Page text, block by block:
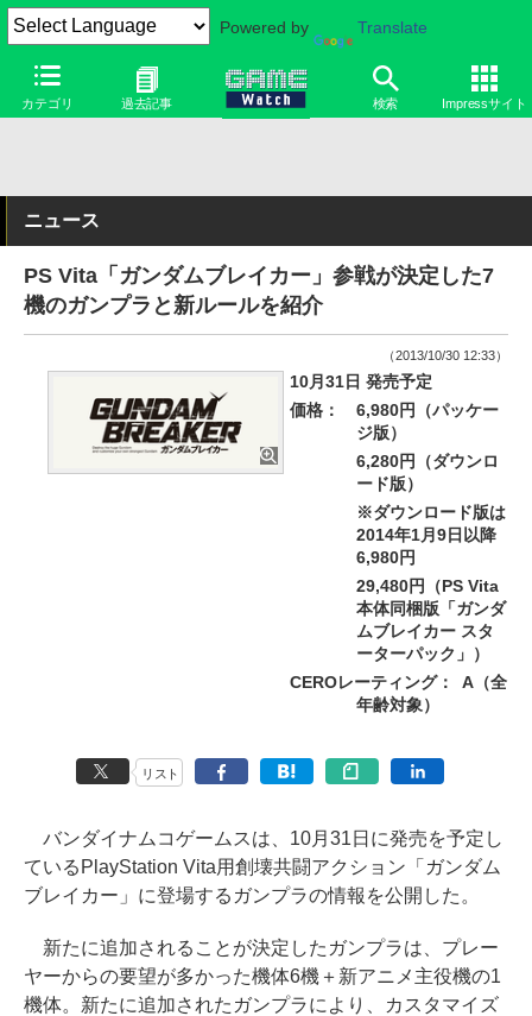
Powered by Translate
カテゴリ 過去記事 検索 Impressサイト
ニュース
PS Vita「ガンダムブレイカー」参戦が決定した7
機のガンプラと新ルールを紹介
（2013/10/30 12:33）
10月31日 発売予定
価格：
6,980円（パッケー
ジ版）
6,280円（ダウンロ
ード版）
※ダウンロード版は
2014年1月9日以降
6,980円
29,480円（PS Vita
本体同梱版「ガンダ
ムブレイカー スタ
ーターパック」）
CEROレーティング：
A（全
年齢対象）
リスト
バンダイナムコゲームスは、10月31日に発売を予定し
ているPlayStation Vita用創壊共闘アクション「ガンダム
ブレイカー」に登場するガンプラの情報を公開した。
新たに追加されることが決定したガンプラは、プレー
ヤーからの要望が多かった機体6機＋新アニメ主役機の1
機体。新たに追加されたガンプラにより、カスタマイズ